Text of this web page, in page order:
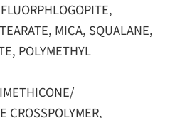
MICA, SQUALANE,
POLYMETHYL
CROSSPOLYMER,